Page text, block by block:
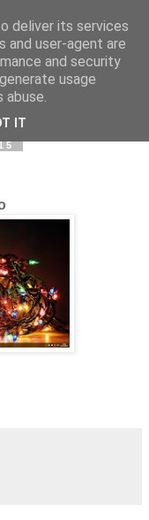
deliver its services
and user-agent are
and security
usage
IT